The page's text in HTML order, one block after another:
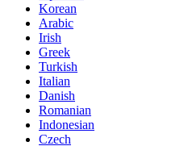
Korean
Arabic
Irish
Greek
Turkish
Italian
Danish
Romanian
Indonesian
Czech